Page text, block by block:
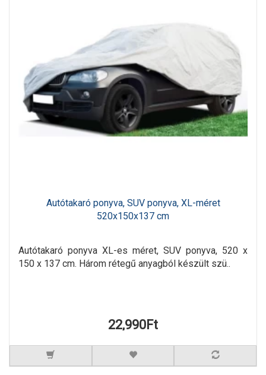
Autótakaró ponyva, SUV ponyva, XL-méret
520x150x137 cm
Autótakaró ponyva XL-es méret, SUV ponyva, 520 x
150 x 137 cm. Három rétegű anyagból készült szü..
22,990Ft